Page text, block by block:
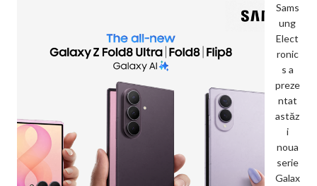
Sams
ung
Elect
ronic
s a
preze
ntat
astăz
i
noua
serie
Galax